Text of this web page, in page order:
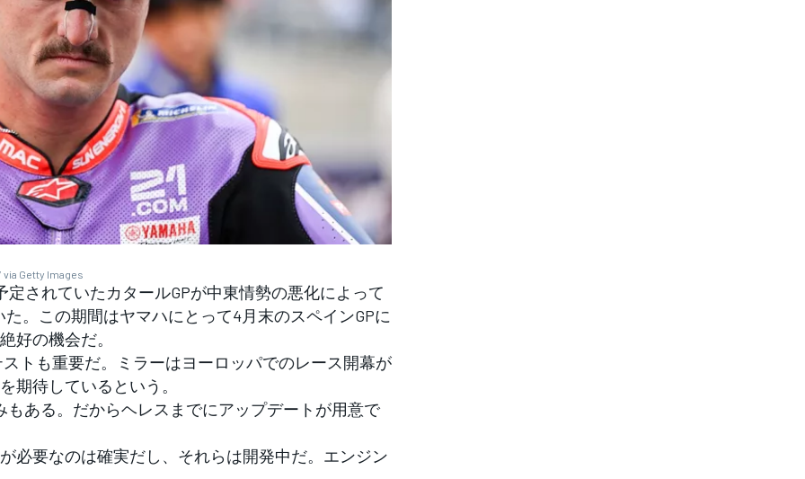
Getty Images
されていたカタールGPが中東情勢の悪化によって
。この期間はヤマハにとって4月末のスペインGPに
好の機会だ。
トも重要だ。ミラーはヨーロッパでのレース開幕が
期待しているという。
ある。だからヘレスまでにアップデートが用意で
必要なのは確実だし、それらは開発中だ。エンジン